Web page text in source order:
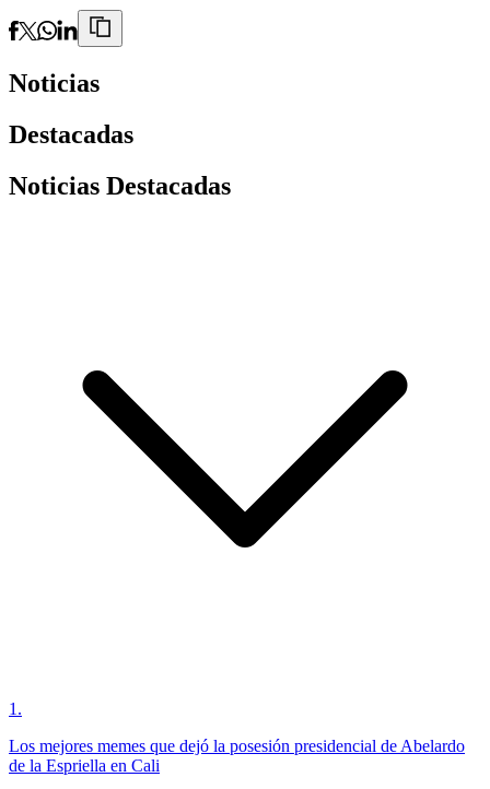
Noticias
Destacadas
Noticias Destacadas
1 .
Los mejores memes que dejó la posesión presidencial de Abelardo
de la Espriella en Cali